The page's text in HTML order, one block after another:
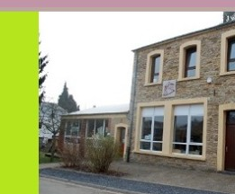
la-Ville